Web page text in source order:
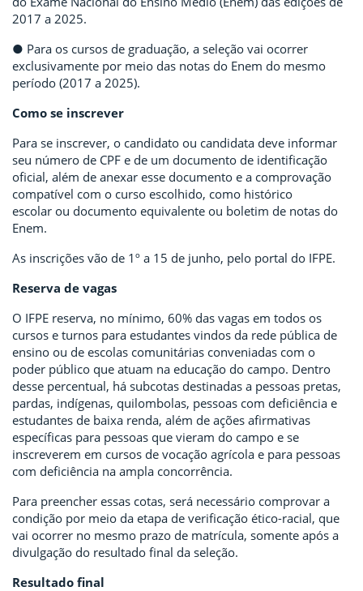
2017 a 2025.
● Para os cursos de graduação, a seleção vai ocorrer
exclusivamente por meio das notas do Enem do mesmo
período (2017 a 2025).
Como se inscrever
Para se inscrever, o candidato ou candidata deve informar
seu número de CPF e de um documento de identificação
oficial, além de anexar esse documento e a comprovação
compatível com o curso escolhido, como histórico
escolar ou documento equivalente ou boletim de notas do
Enem.
As inscrições vão de 1º a 15 de junho, pelo portal do IFPE.
Reserva de vagas
O IFPE reserva, no mínimo, 60% das vagas em todos os
cursos e turnos para estudantes vindos da rede pública de
ensino ou de escolas comunitárias conveniadas com o
poder público que atuam na educação do campo. Dentro
desse percentual, há subcotas destinadas a pessoas pretas,
pardas, indígenas, quilombolas, pessoas com deficiência e
estudantes de baixa renda, além de ações afirmativas
específicas para pessoas que vieram do campo e se
inscreverem em cursos de vocação agrícola e para pessoas
com deficiência na ampla concorrência.
Para preencher essas cotas, será necessário comprovar a
condição por meio da etapa de verificação ético-racial, que
vai ocorrer no mesmo prazo de matrícula, somente após a
divulgação do resultado final da seleção.
Resultado final